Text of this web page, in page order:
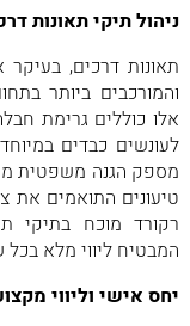
ניהול תיקי תאונות
תאונות דרכים, בעיקר
והמורכבים ביותר
אלו כוללים גרימת
לעונשים כבדים
מספק הגנה משפטית
טיעונים התואמים את
רקורד מוכח בתיקי
המבטיח ליווי מלא
יחס אישי וליווי